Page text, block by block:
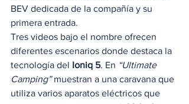
BEV dedicada de la compañía y su
primera entrada.
Tres videos bajo el nombre ofrecen
diferentes escenarios donde destaca la
tecnología del Ioniq 5. En “Ultimate
Camping” muestran a una caravana que
utiliza varios aparatos eléctricos que